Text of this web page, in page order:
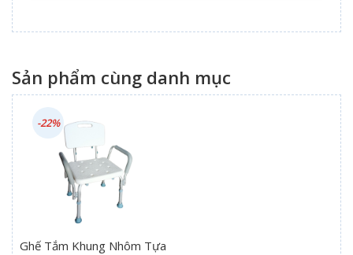
Sản phẩm cùng danh mục
Ghế Tắm Khung Nhôm Tựa
-22%